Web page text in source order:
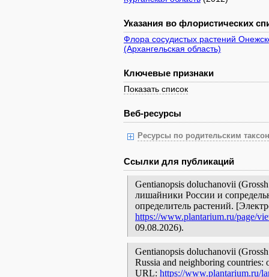
Указания во флористических
Флора сосудистых растений
(Архангельская область)
Ключевые признаки
Показать список
Веб-ресурсы
Ресурсы по родительским
Ссылки для публикаций
Gentianopsis doluchanovii
лишайники России и
определитель растений.
https://www.plantarium.ru/page/
09.08.2026).
Gentianopsis doluchanovii
Russia and neighboring
URL: https://www.plantarium.ru/